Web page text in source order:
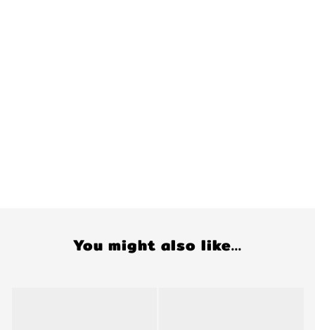
You might also like...